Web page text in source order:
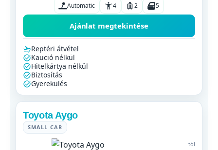
Automatic 4 2 5
Ajánlat megtekintése
Reptéri átvétel
Kaució nélkül
Hitelkártya nélkül
Biztosítás
Gyerekülés
Toyota Aygo
SMALL CAR
tól